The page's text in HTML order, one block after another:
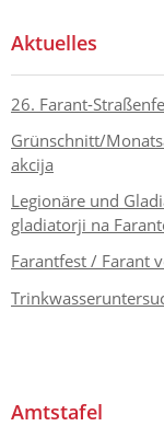
Aktuelles
26. Farant-
Grünschnitt/
akcija
Legionäre und
gladiatorji na
Farantfest / Farant
Amtstafel